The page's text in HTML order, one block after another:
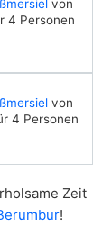
von
4 Personen
von
4 Personen
Zeit
!